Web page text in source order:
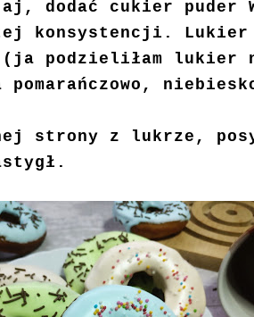
dodać cukier puder
konsystencji. Lukier
(ja podzieliłam lukier
pomarańczowo,
strony z lukrze,